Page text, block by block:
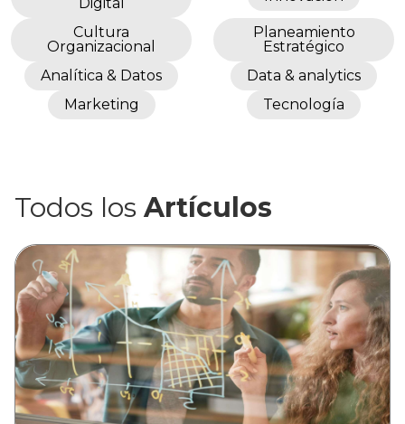
Cultura
Organizacional
Planeamiento
Estratégico
Analítica & Datos
Data & analytics
Marketing
Tecnología
Todos los Artículos